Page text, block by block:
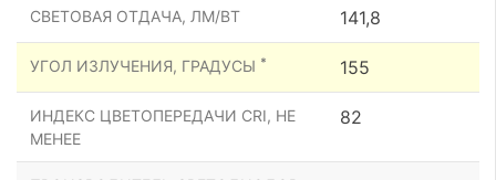
СВЕТОВАЯ ОТДАЧА, ЛМ/ВТ 141,8
УГОЛ ИЗЛУЧЕНИЯ, ГРАДУСЫ * 155
ИНДЕКС ЦВЕТОПЕРЕДАЧИ CRI, НЕ
МЕНЕЕ
82